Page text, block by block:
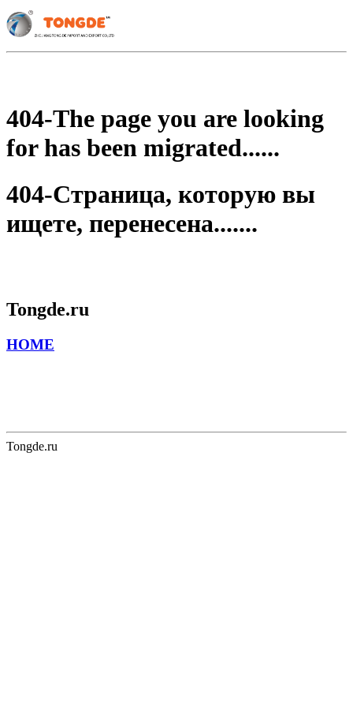
404-The page you are looking
for has been migrated......
404-Страница, которую вы
ищете, перенесена.......
Tongde.ru
HOME
Tongde.ru